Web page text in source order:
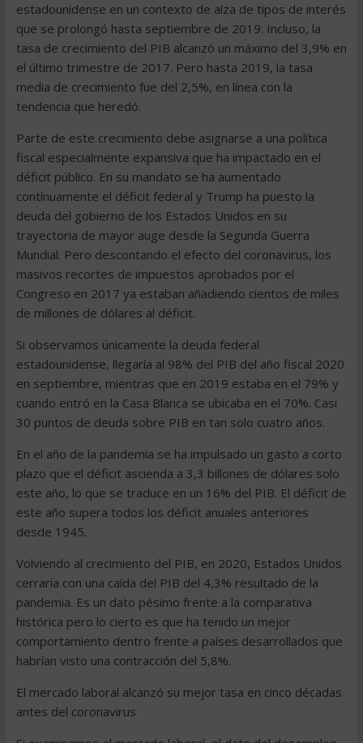
estadounidense en un contexto de alza de tipos de interés
que se prolongó hasta septiembre de 2019. Incluso, la
tasa de crecimiento del PIB alcanzó un máximo del 3,9% en
el último trimestre de 2017. Pero hasta 2019, la tasa
media de crecimiento fue del 2,5%, en línea con la
tendencia que heredó.
Parte de este crecimiento debe asignarse a una política
fiscal especialmente expansiva que ha impactado en el
déficit público. En su mandato se ha aumentado
contínuamente el déficit federal y Trump ha puesto la
deuda del gobierno de los Estados Unidos en su
trayectoria de mayor auge desde la Segunda Guerra
Mundial. Pero descontando el efecto del coronavirus, los
masivos recortes de impuestos aprobados por el
Congreso en 2017 ya estaban añadiendo cientos de miles
de millones de dólares al déficit.
Si observamos únicamente la deuda federal
estadounidense, llegaría al 98% del PIB del año fiscal 2020
en septiembre, mientras que en 2019 estaba en el 79% y
cuando entró en la Casa Blanca se ubicaba en el 70%. Casi
30 puntos de deuda sobre PIB en tan solo cuatro años.
En el año de la pandemia se ha impulsado un gasto a corto
plazo que el déficit ascienda a 3,3 billones de dólares solo
este año, lo que se traduce en un 16% del PIB. El déficit de
este año supera todos los déficit anuales anteriores
desde 1945.
Volviendo al crecimiento del PIB, en 2020, Estados Unidos
cerraría con una caída del PIB del 4,3% resultado de la
pandemia. Es un dato pésimo frente a la comparativa
histórica pero lo cierto es que ha tenido un mejor
comportamiento dentro frente a países desarrollados que
habrían visto una contracción del 5,8%.
El mercado laboral alcanzó su mejor tasa en cinco décadas
antes del coronavirus